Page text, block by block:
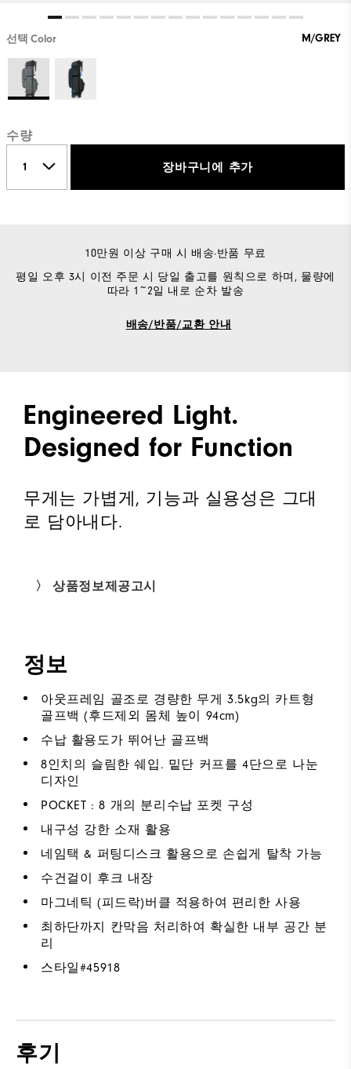
선택 Color M/GREY
수량
장바구니에 추가
10만원 이상 구매 시 배송·반품 무료
평일 오후 3시 이전 주문 시 당일 출고를 원칙으로 하며, 물량에
따라 1~2일 내로 순차 발송
배송/반품/교환 안내
Engineered Light.
Designed for Function
무게는 가볍게, 기능과 실용성은 그대
로 담아내다.
〉 상품정보제공고시
정보
아웃프레임 골조로 경량한 무게 3.5kg의 카트형
골프백 (후드제외 몸체 높이 94cm)
수납 활용도가 뛰어난 골프백
8인치의 슬림한 쉐입. 밑단 커프를 4단으로 나눈
디자인
POCKET : 8 개의 분리수납 포켓 구성
내구성 강한 소재 활용
네임택 & 퍼팅디스크 활용으로 손쉽게 탈착 가능
수건걸이 후크 내장
마그네틱 (피드락)버클 적용하여 편리한 사용
최하단까지 칸막음 처리하여 확실한 내부 공간 분
리
스타일#45918
후기